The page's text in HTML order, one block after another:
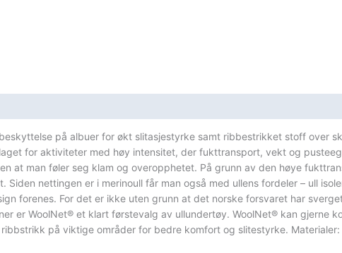
på albuer for økt slitasjestyrke samt ribbestrikket stoff over
for aktiviteter med høy intensitet, der fukttransport, vekt og
at man føler seg klam og overopphetet. På grunn av den høye
nettingen er i merinoull får man også med ullens fordeler – ull
forenes. For det er ikke uten grunn at det norske forsvaret har
er WoolNet® et klart førstevalg av ullundertøy. WoolNet® kan gjerne
på viktige områder for bedre komfort og slitestyrke. Materialer: